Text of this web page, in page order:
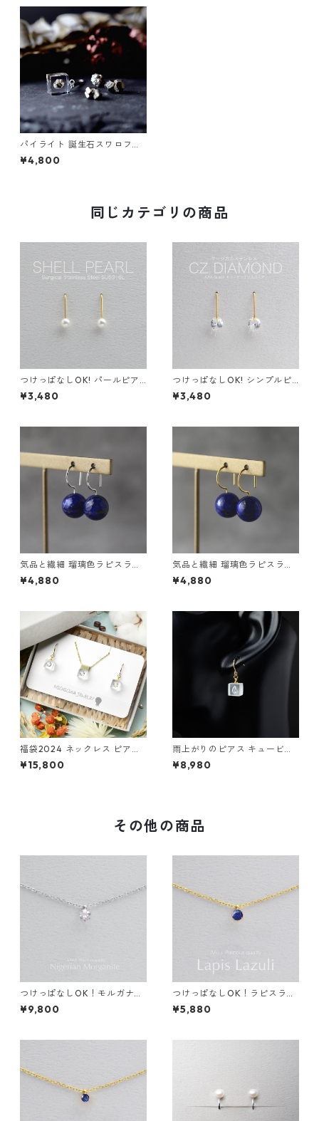
パイライト 誕生石スワロフス
キー ピアス チタン ギフト 誕
生日プレゼント ギフトラッピ
¥4,800
同じカテゴリの商品
つけっぱなしOK! パールピア
ス 貝パール シェルパール 真珠
サージカルステンレス 誕生日
¥3,480
つけっぱなしOK! シンプルピ
アス AAAグレード キュービッ
クジルコニア サージカルステ
¥3,480
気品と繊細 瑠璃色ラピスラズ
リのピアス シルバーカラー 天
然石 シンプル サージカルステ
¥4,880
気品と繊細 瑠璃色ラピスラズ
リのピアス ゴールドカラー 天
然石 シンプル サージカルステ
¥4,880
福袋2024 ネックレス ピアス
セット / キュービックジルコ
ニア シンプル サージカルステ
¥15,800
雨上がりのピアス キュービッ
ク・ジルコニア サージカルス
テンレス レジン ゴールドカラ
¥8,980
その他の商品
つけっぱなしOK！モルガナイ
ト AAAA 一粒ネックレス 金属
アレルギー対応 サージカルス
¥9,800
つけっぱなしOK！ラピスラズ
リ 一粒ネックレス 金属アレル
ギー サージカルステンレス 誕
¥5,880